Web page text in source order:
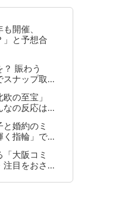
開催、
」と予想合
賑わう
スナップ取…
の至宝」
なの反応は…
婚約のミ
く指輪」で…
大阪コミ
注目をおさ…